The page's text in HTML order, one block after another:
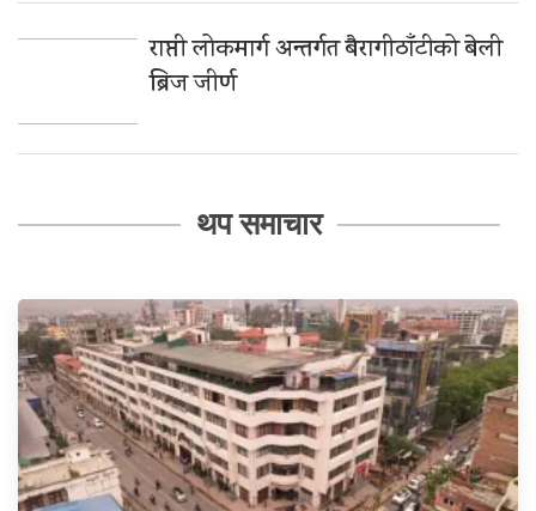
राप्ती लोकमार्ग अन्तर्गत बैरागीठाँटीको बेली
ब्रिज जीर्ण
थप समाचार